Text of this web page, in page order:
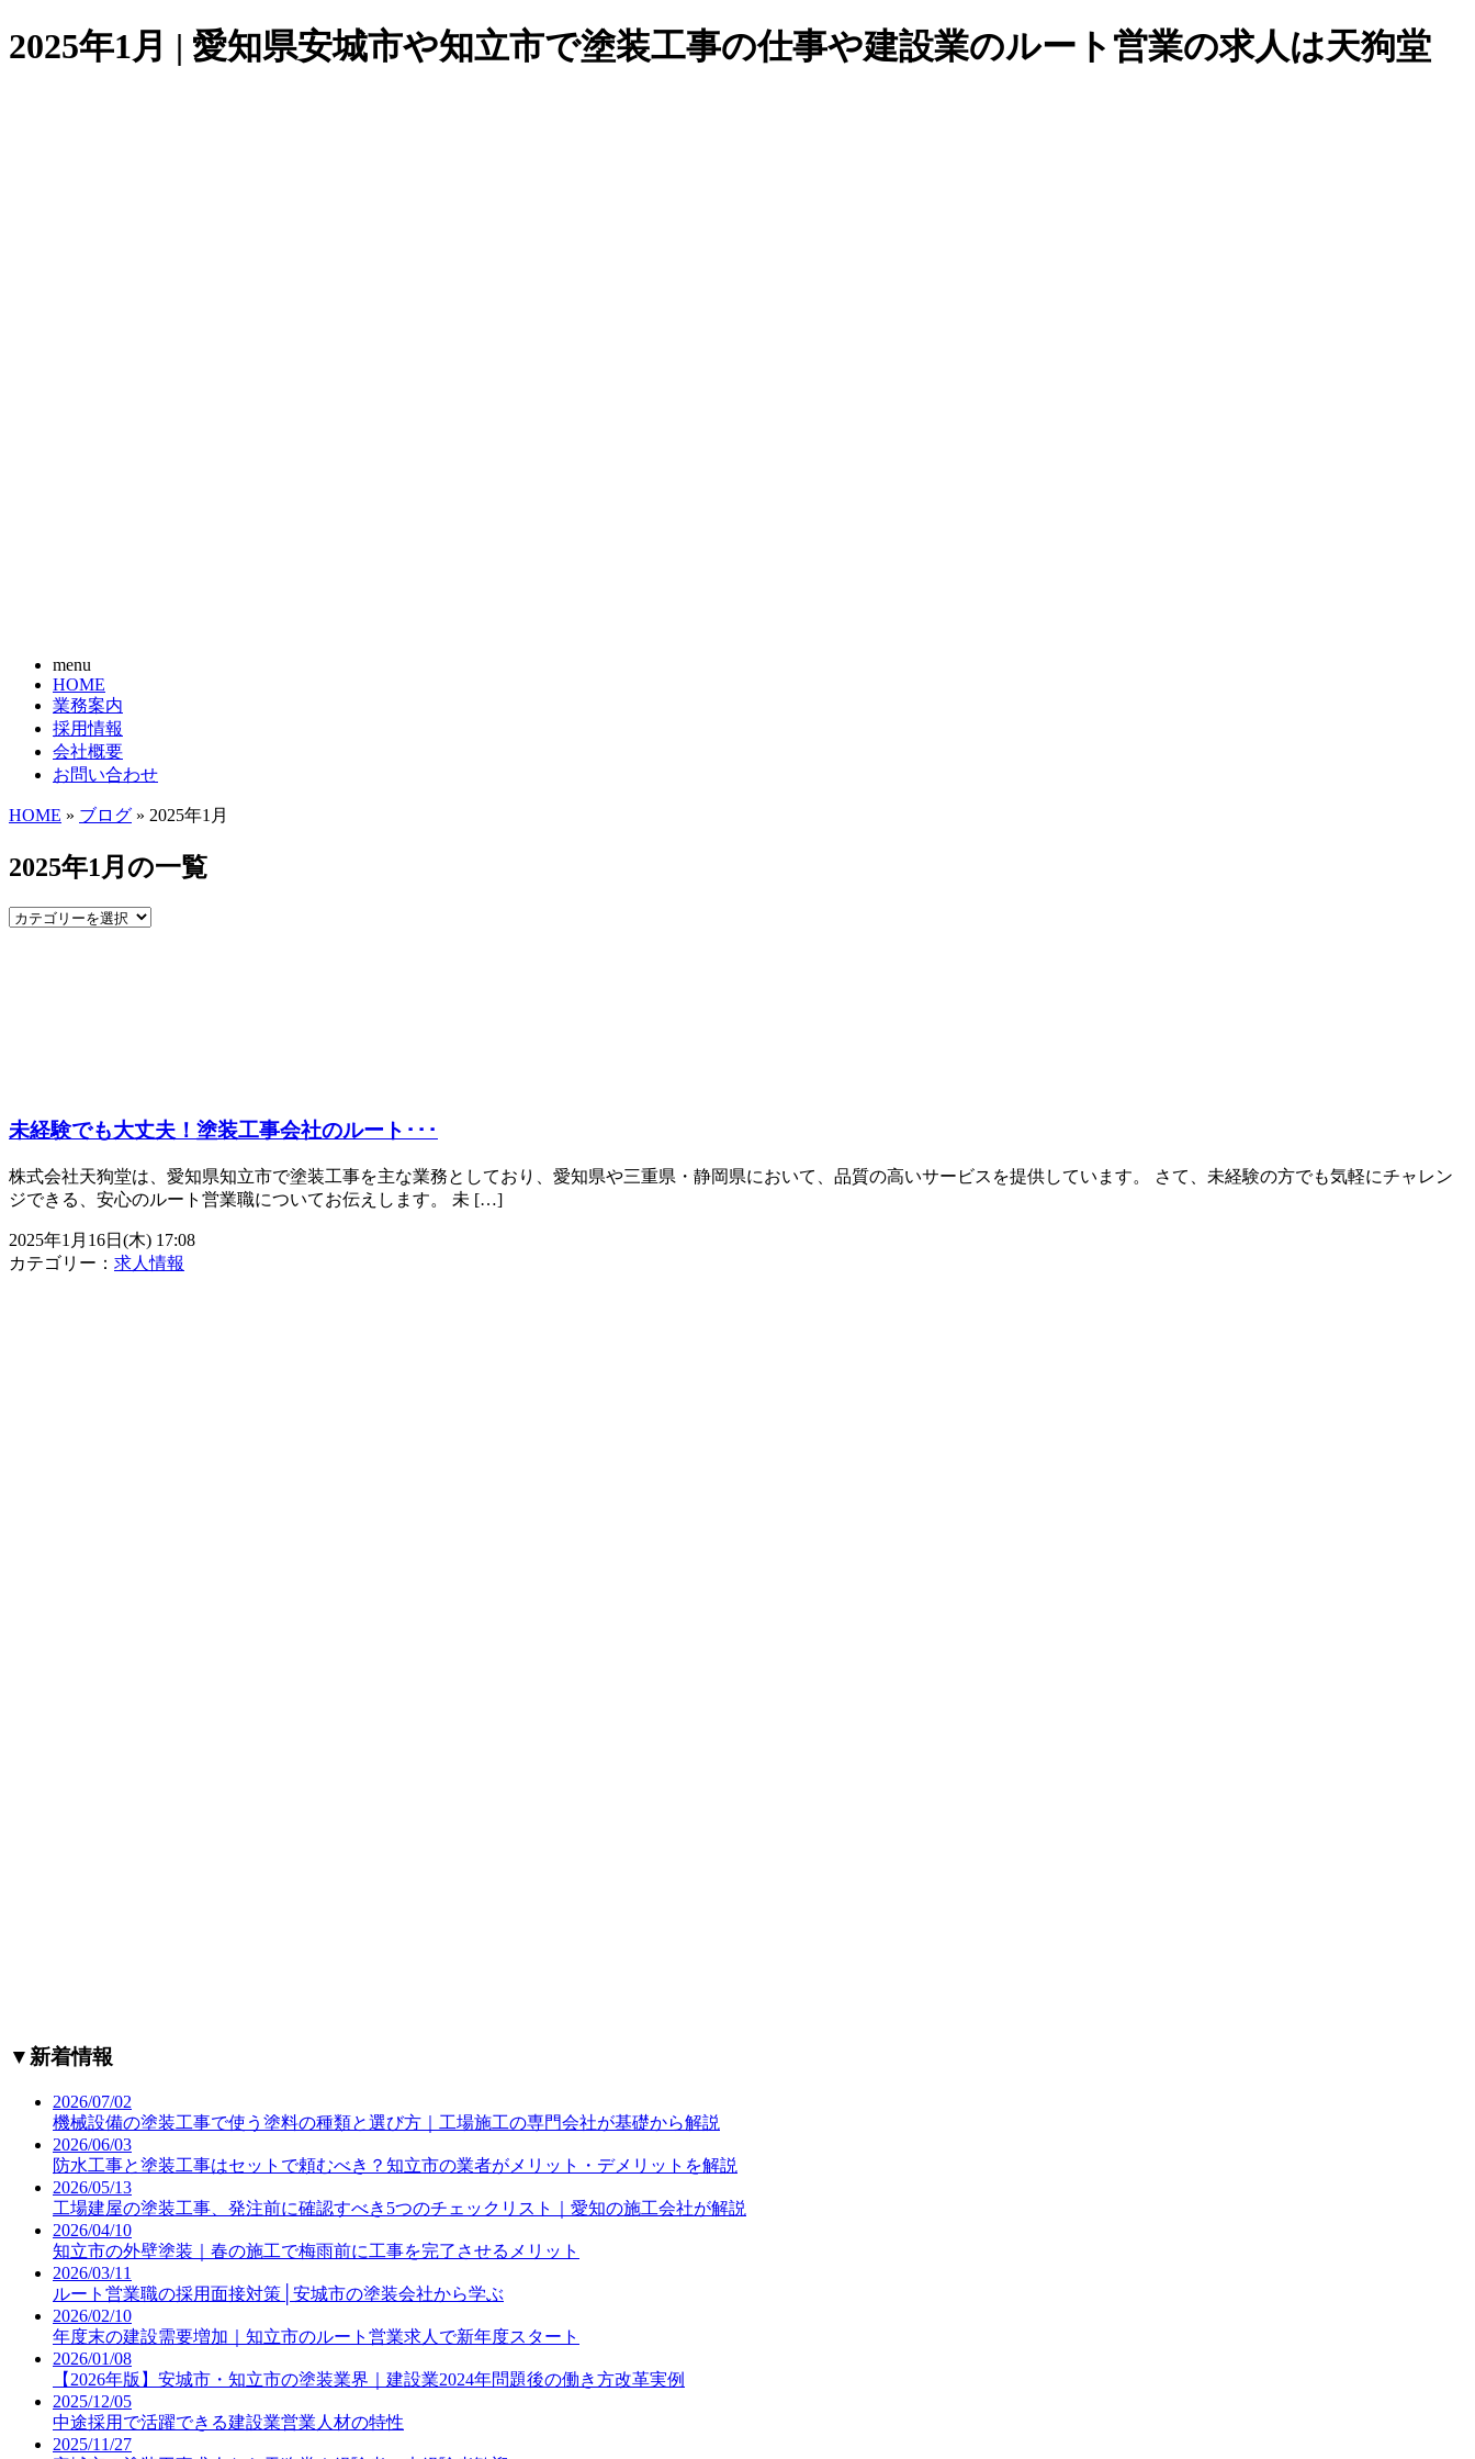
2025年1月 | 愛知県安城市や知立市で塗装工事の仕事や建設業のルート営業の求人は天狗堂
menu
HOME
業務案内
採用情報
会社概要
お問い合わせ
HOME » ブログ » 2025年1月
2025年1月の一覧
未経験でも大丈夫！塗装工事会社のルート･･･
株式会社天狗堂は、愛知県知立市で塗装工事を主な業務としており、愛知県や三重県・静岡県において、品質の高いサービスを提供しています。 さて、未経験の方でも気軽にチャレン
ジできる、安心のルート営業職についてお伝えします。 未 […]
2025年1月16日(木) 17:08
カテゴリー： 求人情報
▼ 新着情報
2026/07/02
機械設備の塗装工事で使う塗料の種類と選び方｜工場施工の専門会社が基礎から解説
2026/06/03
防水工事と塗装工事はセットで頼むべき？知立市の業者がメリット・デメリットを解説
2026/05/13
工場建屋の塗装工事、発注前に確認すべき5つのチェックリスト｜愛知の施工会社が解説
2026/04/10
知立市の外壁塗装｜春の施工で梅雨前に工事を完了させるメリット
2026/03/11
ルート営業職の採用面接対策│安城市の塗装会社から学ぶ
2026/02/10
年度末の建設需要増加｜知立市のルート営業求人で新年度スタート
2026/01/08
【2026年版】安城市・知立市の塗装業界｜建設業2024年問題後の働き方改革実例
2025/12/05
中途採用で活躍できる建設業営業人材の特性
2025/11/27